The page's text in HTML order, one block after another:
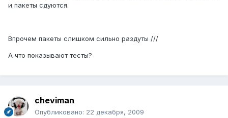
и пакеты сдуются.
Впрочем пакеты слишком сильно раздуты ///
А что показывают тесты?
cheviman
Опубликовано: 22 декабря, 2009